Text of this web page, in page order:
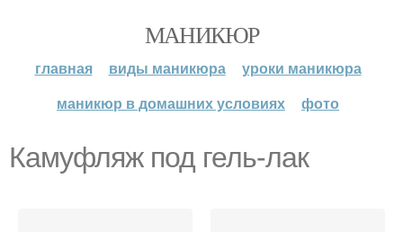
МАНИКЮР
главная виды маникюра
уроки маникюра
маникюр в домашних условиях
фото
Камуфляж под гель-лак